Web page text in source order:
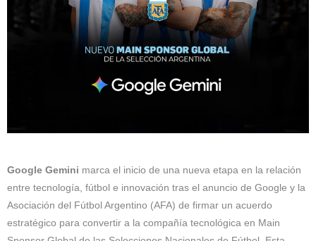
Google Gemini marca el inicio de una nueva etapa en la relación
entre tecnología, fútbol e innovación tras el anuncio de Google y la
Asociación del Fútbol Argentino (AFA) de firmar un acuerdo
estratégico para convertir a la compañía tecnológica en Main